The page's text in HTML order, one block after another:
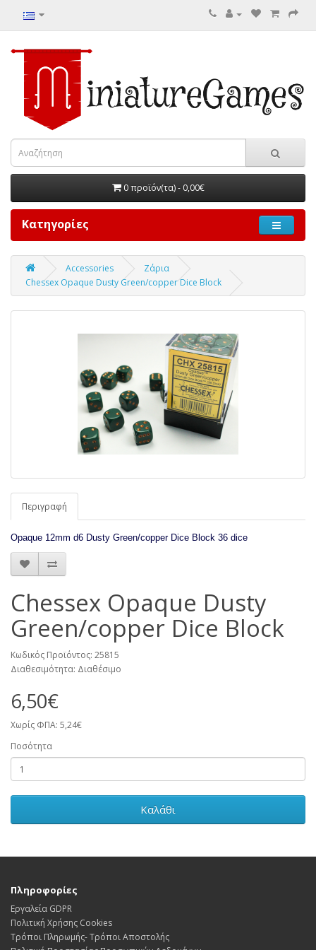
0 προϊόν(τα) - 0,00€
Κατηγορίες
Accessories
Ζάρια
Chessex Opaque Dusty Green/copper Dice Block
Περιγραφή
Opaque 12mm d6 Dusty Green/copper Dice Block 36 dice
Chessex Opaque Dusty
Green/copper Dice Block
Κωδικός Προϊόντος: 25815
Διαθεσιμότητα: Διαθέσιμο
6,50€
Χωρίς ΦΠΑ: 5,24€
Ποσότητα
Καλάθι
Πληροφορίες
Εργαλεία GDPR
Πολιτική Χρήσης Cookies
Τρόποι Πληρωμής- Τρόποι Αποστολής